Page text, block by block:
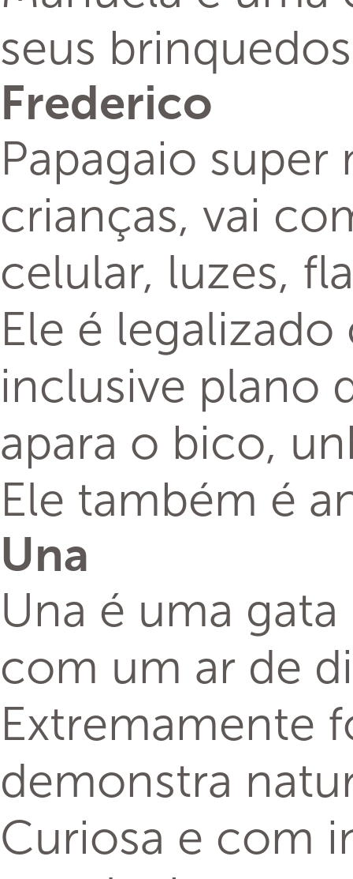
seus
Frederico
Papagaio
crianças, vai
celular, luzes,
Ele é
inclusive plano
apara o bico,
Ele também é
Una
Una é uma
com um ar de
Extremamente
demonstra
Curiosa e com